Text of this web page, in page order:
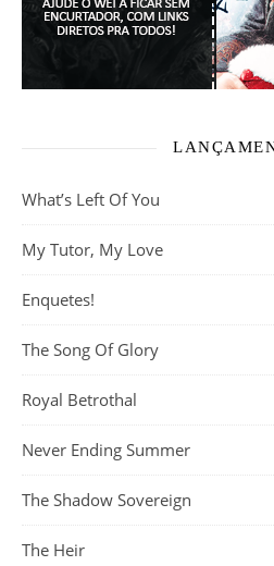
What’s Left Of You
My Tutor, My Love
Enquetes!
The Song Of Glory
Royal Betrothal
Never Ending Summer
The Shadow Sovereign
The Heir